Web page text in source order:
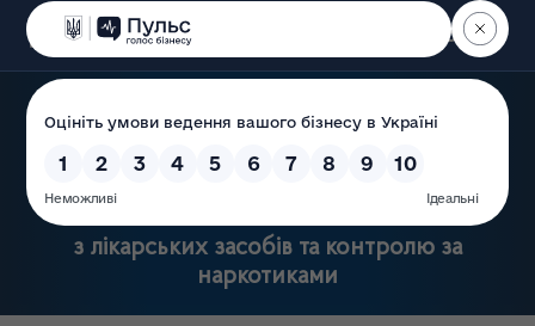
Пошук
Державна служба України
з лікарських засобів та контролю за
наркотиками